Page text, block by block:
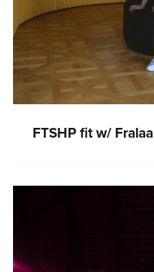
FTSHP fit w/ Fralaa